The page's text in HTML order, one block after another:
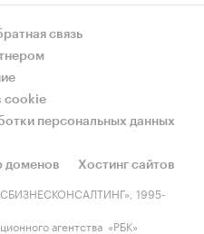
связь
cookie
персональных данных
доменов
Хостинг сайтов
1995-
агентства «РБК»